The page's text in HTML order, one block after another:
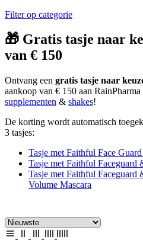
Filter op categorie
🎁 Gratis tasje naar
van € 150
Ontvang een gratis tasje naar
aankoop van € 150 aan RainPharma
supplementen & shakes!
De korting wordt automatisch
3 tasjes:
Tasje met Faithful Face
Tasje met Faithful
Tasje met Faithful
Volume Mascara